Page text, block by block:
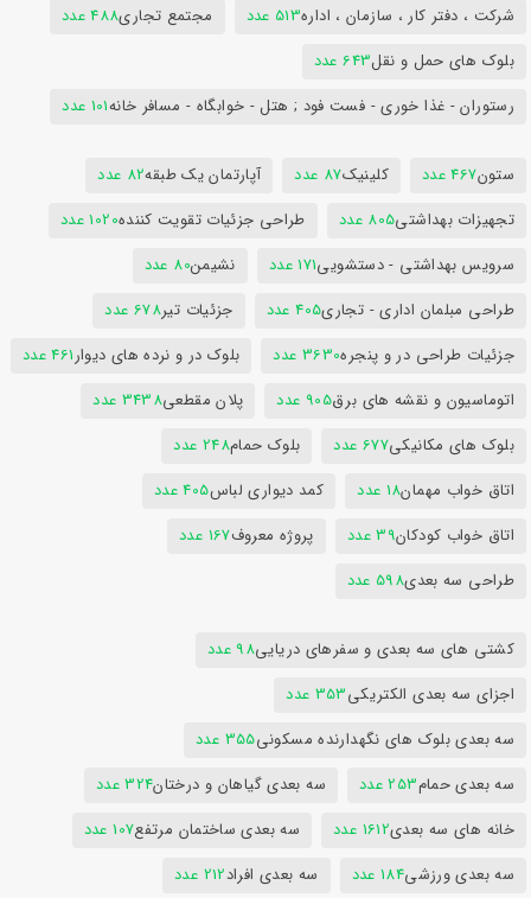
شرکت ، دفتر کار ، سازمان ، اداره513 عدد مجتمع تجاری488 عدد
بلوک های حمل و نقل643 عدد
رستوران - غذا خوری - فست فود ; هتل - خوابگاه - مسافر خانه101 عدد
ستون467 عدد کلینیک87 عدد آپارتمان یک طبقه82 عدد
تجهیزات بهداشتی805 عدد طراحی جزئیات تقویت کننده1020 عدد
سرویس بهداشتی - دستشویی171 عدد نشیمن80 عدد
طراحی مبلمان اداری - تجاری405 عدد جزئیات تیر678 عدد
جزئیات طراحی در و پنجره3630 عدد بلوک در و نرده های دیوار461 عدد
اتوماسیون و نقشه های برق905 عدد پلان مقطعی3438 عدد
بلوک های مکانیکی677 عدد بلوک حمام248 عدد
اتاق خواب مهمان18 عدد کمد دیواری لباس405 عدد
اتاق خواب کودکان39 عدد پروژه معروف167 عدد
طراحی سه بعدی598 عدد
کشتی های سه بعدی و سفرهای دریایی98 عدد
اجزای سه بعدی الکتریکی353 عدد
سه بعدی بلوک های نگهدارنده مسکونی355 عدد
سه بعدی حمام253 عدد سه بعدی گیاهان و درختان324 عدد
خانه های سه بعدی1612 عدد سه بعدی ساختمان مرتفع107 عدد
سه بعدی ورزشی184 عدد سه بعدی افراد212 عدد